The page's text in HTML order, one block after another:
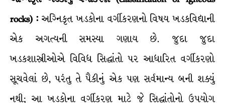
rocks) : અગ્નિકૃત ખડકોના વર્ગીકરણનો વિષય ખડકવિદ્યાની
એક અગત્યની સમસ્યા ગણાય છે. જુદા જુદા
ખડકશાસ્ત્રીઓએ વિવિધ સિદ્ધાંતો પર આધારિત વર્ગીકરણો
સૂચવેલાં છે, પરંતુ તે પૈકીનું એક પણ સર્વમાન્ય બની શક્યું
નથી; આ ખડકોના વર્ગીકરણ માટે જે સિદ્ધાંતોનો ઉપયોગ